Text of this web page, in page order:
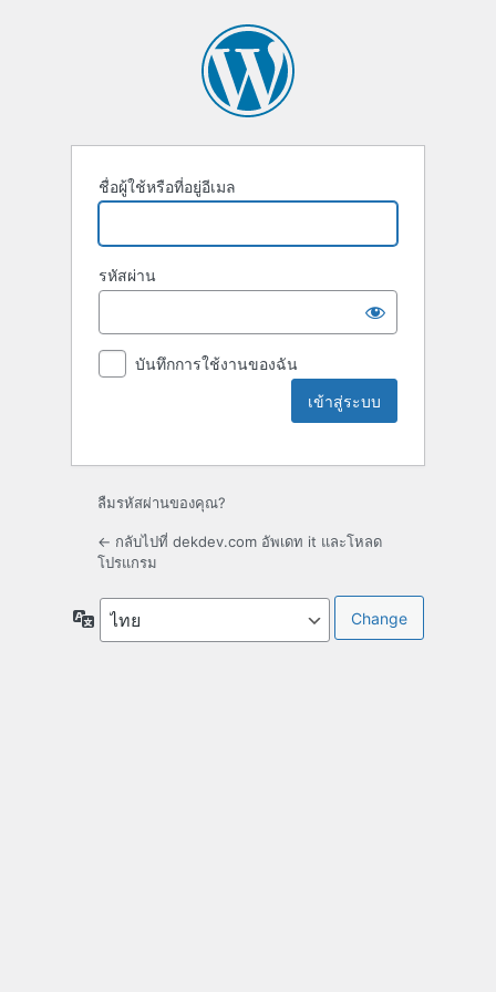
ชื่อผู้ใช้หรือที่อยู่อีเมล
รหัสผ่าน
บันทึกการใช้งานของฉัน
ลืมรหัสผ่านของคุณ?
← กลับไปที่ dekdev.com อัพเดท it และโหลด
โปรแกรม
ภาษา